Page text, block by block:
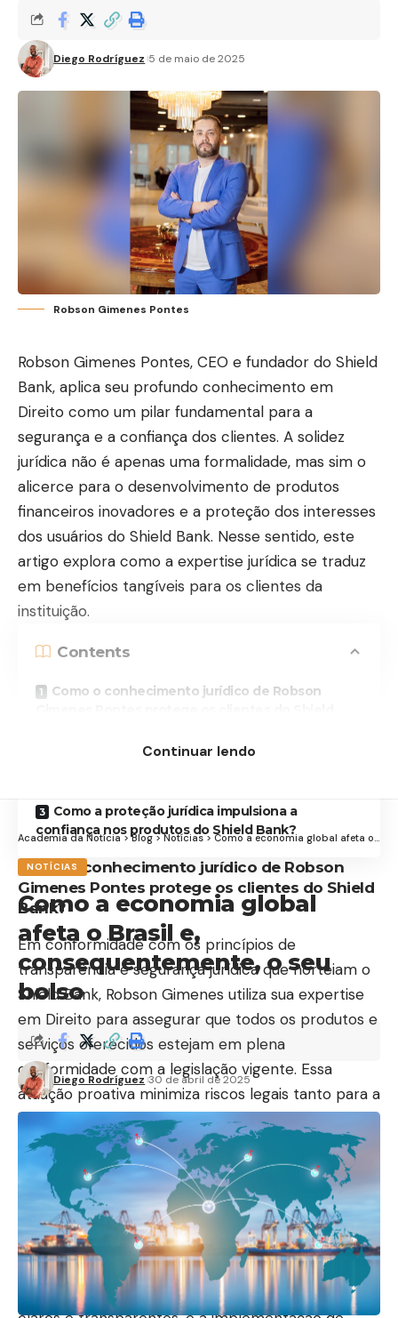
Diego Rodríguez 5 de maio de 2025
Robson Gimenes Pontes
Robson Gimenes Pontes, CEO e fundador do Shield
Bank, aplica seu profundo conhecimento em
Direito como um pilar fundamental para a
segurança e a confiança dos clientes. A solidez
jurídica não é apenas uma formalidade, mas sim o
alicerce para o desenvolvimento de produtos
financeiros inovadores e a proteção dos interesses
dos usuários do Shield Bank. Nesse sentido, este
artigo explora como a expertise jurídica se traduz
em benefícios tangíveis para os clientes da
instituição.
Contents
Como o conhecimento jurídico de Robson
Qual o papel da legislação no desenvolvimento
Como a proteção jurídica impulsiona a
confiança nos produtos do Shield Bank?
Como o conhecimento jurídico de Robson
Gimenes Pontes protege os clientes do Shield
Bank?
Em conformidade com os princípios de
transparência e segurança jurídica que norteiam o
Shield Bank, Robson Gimenes utiliza sua expertise
em Direito para assegurar que todos os produtos e
serviços oferecidos estejam em plena
conformidade com a legislação vigente. Essa
atuação proativa minimiza riscos legais tanto para a
instituição quanto para seus clientes, garantindo a
clareza nos contratos e a proteção de dados
sensíveis.
Cada novo produto financeiro passa por uma
rigorosa análise jurídica para identificar e mitigar
potenciais vulnerabilidades. Essa etapa envolve a
avaliação detalhada das leis e regulamentações
aplicáveis, a elaboração de termos e condições
Continuar lendo
Academia da Notícia>Blog>Notícias>Como a economia global afeta o Brasil e, consequentemente, o seu bolso
NOTÍCIAS
Como a economia global
afeta o Brasil e,
consequentemente, o seu
bolso
Diego Rodríguez 30 de abril de 2025